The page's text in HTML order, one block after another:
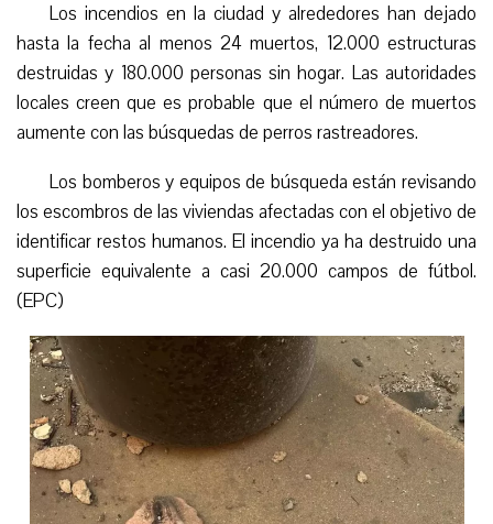
Los incendios en la ciudad y alrededores han dejado
hasta la fecha al menos 24 muertos, 12.000 estructuras
destruidas y 180.000 personas sin hogar. Las autoridades
locales creen que es probable que el número de muertos
aumente con las búsquedas de perros rastreadores.
Los bomberos y equipos de búsqueda están revisando
los escombros de las viviendas afectadas con el objetivo de
identificar restos humanos. El incendio ya ha destruido una
superficie equivalente a casi 20.000 campos de fútbol.
(EPC)